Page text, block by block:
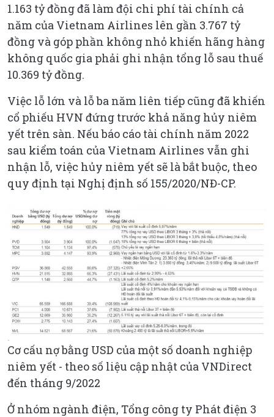
1.163 tỷ đồng đã làm đội chi phí tài chính cả
năm của Vietnam Airlines lên gần 3.767 tỷ
đồng và góp phần không nhỏ khiến hãng hàng
không quốc gia phải ghi nhận tổng lỗ sau thuế
10.369 tỷ đồng.
Việc lỗ lớn và lỗ ba năm liên tiếp cũng đã khiến
cổ phiếu HVN đứng trước khả năng hủy niêm
yết trên sàn. Nếu báo cáo tài chính năm 2022
sau kiểm toán của Vietnam Airlines vẫn ghi
nhận lỗ, việc hủy niêm yết sẽ là bắt buộc, theo
quy định tại Nghị định số 155/2020/NĐ-CP.
Cơ cấu nợ bằng USD của một số doanh nghiệp
niêm yết - theo số liệu cập nhật của VNDirect
đến tháng 9/2022
Ở nhóm ngành điện, Tổng công ty Phát điện 3